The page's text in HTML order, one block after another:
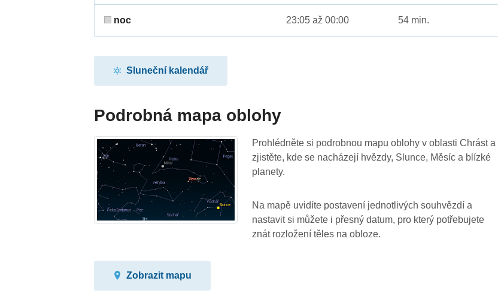
noc 23:05 až 00:00 54 min.
Sluneční kalendář
Podrobná mapa oblohy
Prohlédněte si podrobnou mapu oblohy v oblasti Chrást a
zjistěte, kde se nacházejí hvězdy, Slunce, Měsíc a blízké
planety.
Na mapě uvidíte postavení jednotlivých souhvězdí a
nastavit si můžete i přesný datum, pro který potřebujete
znát rozložení těles na obloze.
Zobrazit mapu